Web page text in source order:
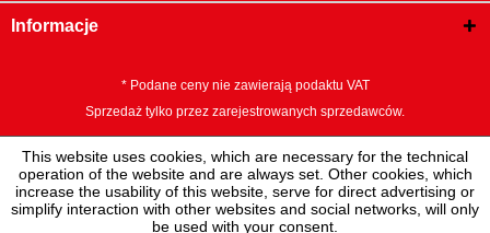
Informacje
* Podane ceny nie zawierają podaktu VAT
Sprzedaż tylko przez zarejestrowanych sprzedawców.
This website uses cookies, which are necessary for the technical
operation of the website and are always set. Other cookies, which
increase the usability of this website, serve for direct advertising or
simplify interaction with other websites and social networks, will only
be used with your consent.